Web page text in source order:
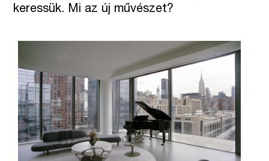
keressük. Mi az új művészet?